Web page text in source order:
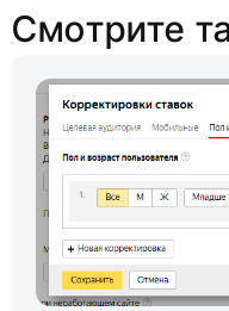
Смотрите